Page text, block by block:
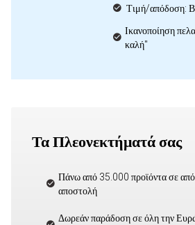
Τιμή/απόδοση:
Ικανοποίηση
καλή"
Τα Πλεονεκτήματά σας
Πάνω από 35.000 προϊόντα σε
αποστολή
Δωρεάν παράδοση σε όλη την